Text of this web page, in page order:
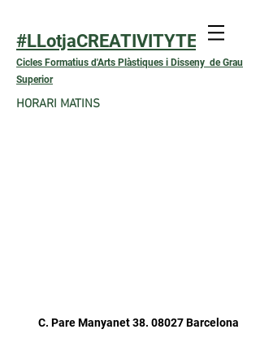
#LLotjaCREATIVITYTEXTIL
Cicles Formatius d'Arts Plàstiques i Disseny de Grau
Superior
HORARI MATINS
C. Pare Manyanet 38. 08027 Barcelona